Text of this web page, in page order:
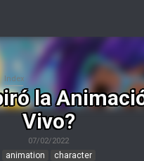
la
Vivo?
07/02/2022
animation
character
Index